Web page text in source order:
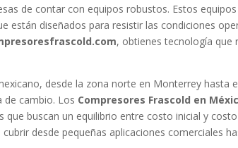
de contar con equipos robustos. Estos
están diseñados para resistir las condiciones
, obtienes tecnología que
desde la zona norte en Monterrey hasta
de cambio. Los Compresores Frascold en
que buscan un equilibrio entre costo inicial y
desde pequeñas aplicaciones comerciales